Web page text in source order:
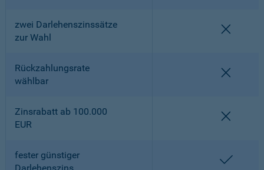
zwei Darlehenszinssätze
zur Wahl
Rückzahlungsrate
wählbar
Zinsrabatt ab 100.000
EUR
fester günstiger